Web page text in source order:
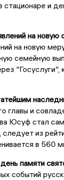
стационаре и
на новую
на новую
семейную
главы и
Юсуф стал
из
в 560
памяти
событий